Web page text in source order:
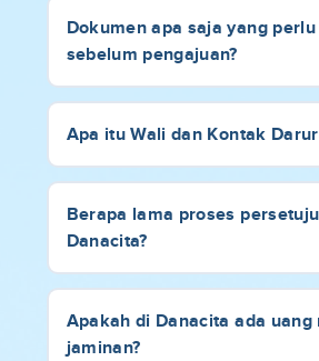
Dokumen apa saja yang
sebelum pengajuan?
Apa itu Wali dan Kontak
Berapa lama proses
Danacita?
Apakah di Danacita ada uang
jaminan?